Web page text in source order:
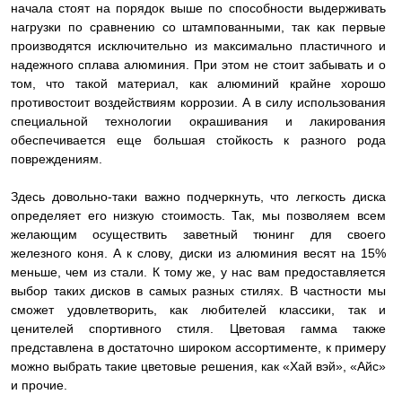
начала стоят на порядок выше по способности выдерживать
нагрузки по сравнению со штампованными, так как первые
производятся исключительно из максимально пластичного и
надежного сплава алюминия. При этом не стоит забывать и о
том, что такой материал, как алюминий крайне хорошо
противостоит воздействиям коррозии. А в силу использования
специальной технологии окрашивания и лакирования
обеспечивается еще большая стойкость к разного рода
повреждениям.
Здесь довольно-таки важно подчеркнуть, что легкость диска
определяет его низкую стоимость. Так, мы позволяем всем
желающим осуществить заветный тюнинг для своего
железного коня. А к слову, диски из алюминия весят на 15%
меньше, чем из стали. К тому же, у нас вам предоставляется
выбор таких дисков в самых разных стилях. В частности мы
сможет удовлетворить, как любителей классики, так и
ценителей спортивного стиля. Цветовая гамма также
представлена в достаточно широком ассортименте, к примеру
можно выбрать такие цветовые решения, как «Хай вэй», «Айс»
и прочие.